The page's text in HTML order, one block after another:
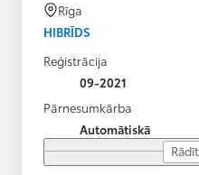
Rīga
HIBRĪDS
Reģistrācija
09-2021
Pārnesumkārba
Automātiskā